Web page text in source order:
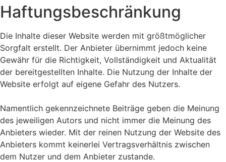
Haftungsbeschränkung
Die Inhalte dieser Website werden mit größtmöglicher
Sorgfalt erstellt. Der Anbieter übernimmt jedoch keine
Gewähr für die Richtigkeit, Vollständigkeit und Aktualität
der bereitgestellten Inhalte. Die Nutzung der Inhalte der
Website erfolgt auf eigene Gefahr des Nutzers.
Namentlich gekennzeichnete Beiträge geben die Meinung
des jeweiligen Autors und nicht immer die Meinung des
Anbieters wieder. Mit der reinen Nutzung der Website des
Anbieters kommt keinerlei Vertragsverhältnis zwischen
dem Nutzer und dem Anbieter zustande.